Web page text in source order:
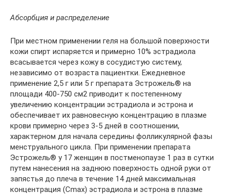
Абсорбция и распределение
При местном применении геля на большой поверхности
кожи спирт испаряется и примерно 10% эстрадиола
всасывается через кожу в сосудистую систему,
независимо от возраста пациентки. Ежедневное
применение 2,5 г или 5 г препарата Эстрожель® на
площади 400-750 см2 приводит к постепенному
увеличению концентрации эстрадиола и эстрона и
обеспечивает их равновесную концентрацию в плазме
крови примерно через 3-5 дней в соотношении,
характерном для начала середины фолликулярной фазы
менструального цикла. При применении препарата
Эстрожель® у 17 женщин в постменопаузе 1 раз в сутки
путем нанесения на заднюю поверхность одной руки от
запястья до плеча в течение 14 дней максимальная
концентрация (Cmax) эстрадиола и эстрона в плазме